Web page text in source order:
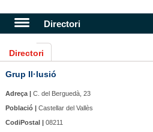
Directori
Directori
Grup Il·lusió
Adreça |C. del Berguedà, 23
Població |Castellar del Vallès
CodiPostal |08211